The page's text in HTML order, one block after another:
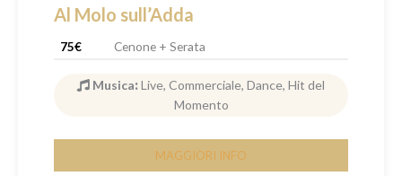
Al Molo sull’Adda
75€ Cenone + Serata
Musica: Live, Commerciale, Dance, Hit del
Momento
MAGGIORI INFO